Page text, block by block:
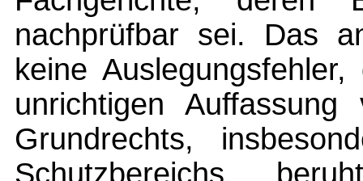
nachprüfbar sei. Das
keine
unrichtigen
Grundrechts,
Schutzbereichs,